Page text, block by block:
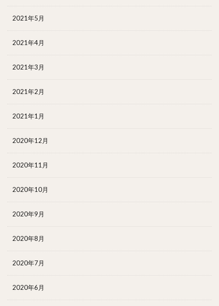
2021年5月
2021年4月
2021年3月
2021年2月
2021年1月
2020年12月
2020年11月
2020年10月
2020年9月
2020年8月
2020年7月
2020年6月